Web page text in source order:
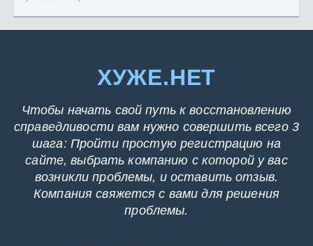
ХУЖЕ.НЕТ
Чтобы начать свой путь к восстановлению
справедливости вам нужно совершить всего 3
шага: Пройти простую регистрацию на
сайте, выбрать компанию с которой у вас
возникли проблемы, и оставить отзыв.
Компания свяжется с вами для решения
проблемы.